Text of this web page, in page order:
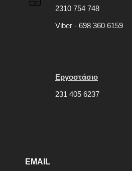
2310 754 748
Viber - 698 360 6159
Εργοστάσιο
231 405 6237
EMAIL